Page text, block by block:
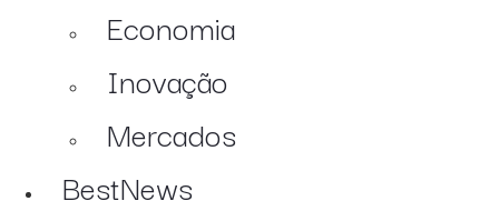
Economia
Inovação
Mercados
BestNews